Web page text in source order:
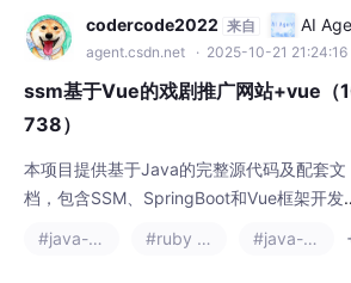
资料的同学可通过文末联系方式获取源代码和
文档资源包。
codercode2022 来自 AI
agent.csdn.net · 2025-10-21 21:24:16
ssm基于Vue的戏剧推广网站+vue（
738）
本项目提供基于Java的完整源代码及配套文
档，包含SSM、SpringBoot和Vue框架开发的
据库及IDEA/Eclipse开发工具，配套LW+PPT